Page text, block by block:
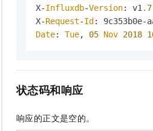
X-Influxdb-Version: v1 .7
X-Request-Id : 9c353b0e-
Date: Tue, 05 Nov 2018
状态码和响应
响应的正文是空的。